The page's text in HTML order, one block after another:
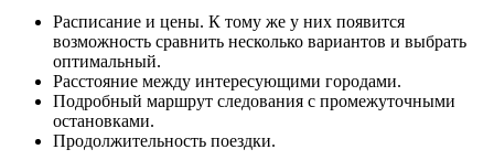
Расписание и цены. К тому же у них появится
возможность сравнить несколько вариантов и выбрать
оптимальный.
Расстояние между интересующими городами.
Подробный маршрут следования с промежуточными
остановками.
Продолжительность поездки.